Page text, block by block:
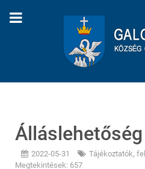
Álláslehetőség
2022-05-31
Tájékoztatók,
Megtekintések: 657